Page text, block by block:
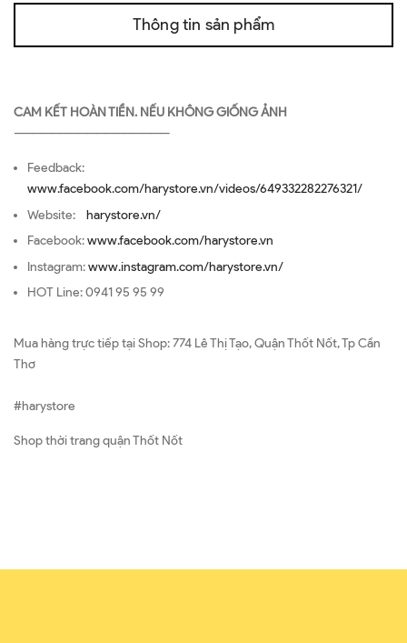
Thông tin sản phẩm
CAM KẾT HOÀN TIỀN. NẾU KHÔNG GIỐNG ẢNH
—————————————————
Feedback:
www.facebook.com/harystore.vn/videos/649332282276321/
Website: harystore.vn/
Facebook:www.facebook.com/harystore.vn
Instagram:www.instagram.com/harystore.vn/
HOT Line: 0941 95 95 99
Mua hàng trực tiếp tại Shop: 774 Lê Thị Tạo, Quận Thốt Nốt, Tp Cần
Thơ
#harystore
Shop thời trang quận Thốt Nốt